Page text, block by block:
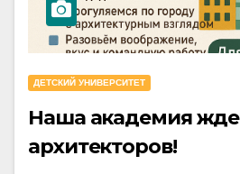
ДЕТСКИЙ УНИВЕРСИТЕТ
Наша академия
архитекторов!